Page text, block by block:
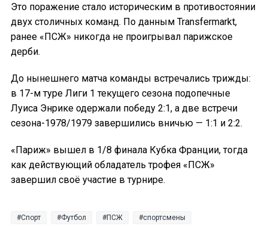
Это поражение стало историческим в противостоянии
двух столичных команд. По данным Transfermarkt,
ранее «ПСЖ» никогда не проигрывал парижское
дерби.
До нынешнего матча команды встречались трижды:
в 17-м туре Лиги 1 текущего сезона подопечные
Луиса Энрике одержали победу 2:1, а две встречи
сезона-1978/1979 завершились вничью — 1:1 и 2:2.
«Париж» вышел в 1/8 финала Кубка Франции, тогда
как действующий обладатель трофея «ПСЖ»
завершил своё участие в турнире.
Спорт Футбол ПСЖ спортсмены